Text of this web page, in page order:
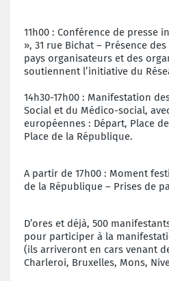
11h00 : Conférence de presse
», 31 rue Bichat – Présence
pays organisateurs et des
soutiennent l’initiative du
14h30-17h00 : Manifestation
Social et du Médico-social,
européennes : Départ, Place
Place de la République.
A partir de 17h00 : Moment
de la République – Prises de
D’ores et déjà, 500
pour participer à la
(ils arriveront en cars venant
Charleroi, Bruxelles, Mons,